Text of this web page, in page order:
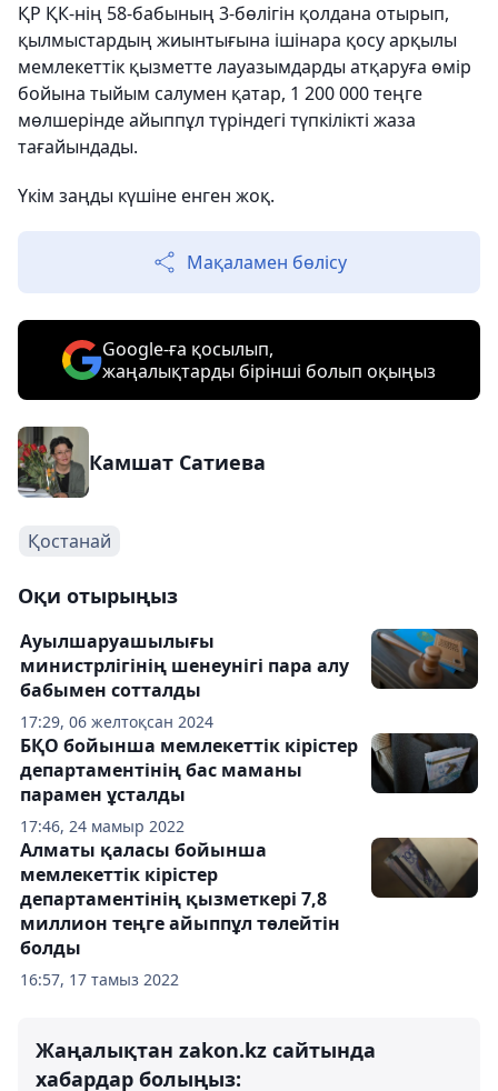
ҚР ҚК-нің 58-бабының 3-бөлігін қолдана отырып,
қылмыстардың жиынтығына ішінара қосу арқылы
мемлекеттік қызметте лауазымдарды атқаруға өмір
бойына тыйым салумен қатар, 1 200 000 теңге
мөлшерінде айыппұл түріндегі түпкілікті жаза
тағайындады.
Үкім заңды күшіне енген жоқ.
Мақаламен бөлісу
Google-ға қосылып,
жаңалықтарды бірінші болып оқыңыз
Камшат Сатиева
Қостанай
Оқи отырыңыз
17:29, 06 желтоқсан 2024
Ауылшаруашылығы
министрлігінің шенеунігі пара алу
бабымен сотталды
17:46, 24 мамыр 2022
БҚО бойынша мемлекеттік кірістер
департаментінің бас маманы
парамен ұсталды
16:57, 17 тамыз 2022
Алматы қаласы бойынша
мемлекеттік кірістер
департаментінің қызметкері 7,8
миллион теңге айыппұл төлейтін
болды
Жаңалықтан zakon.kz сайтында
хабардар болыңыз: